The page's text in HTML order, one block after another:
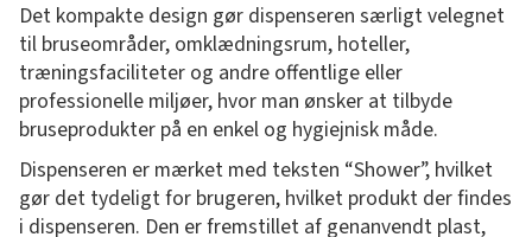
Det kompakte design gør dispenseren særligt velegnet
til bruseområder, omklædningsrum, hoteller,
træningsfaciliteter og andre offentlige eller
professionelle miljøer, hvor man ønsker at tilbyde
bruseprodukter på en enkel og hygiejnisk måde.
Dispenseren er mærket med teksten “Shower”, hvilket
gør det tydeligt for brugeren, hvilket produkt der findes
i dispenseren. Den er fremstillet af genanvendt plast,